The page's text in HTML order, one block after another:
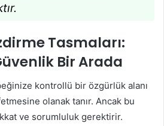
Tasmaları:
Bir Arada
kontrollü bir özgürlük alanı
olanak tanır. Ancak bu
ve sorumluluk gerektirir.